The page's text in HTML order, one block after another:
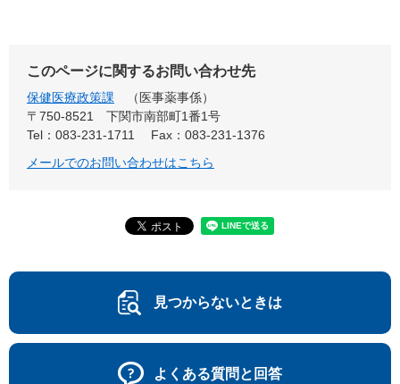
このページに関するお問い合わせ先
保健医療政策課
医事薬事係
〒750-8521
下関市南部町1番1号
Tel：083-231-1711
Fax：083-231-1376
メールでのお問い合わせはこちら
見つからないときは
よくある質問と回答